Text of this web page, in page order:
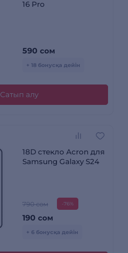
16 Pro
590 сом
+ 18 бонусқа дейін
Сатып алу
18D стекло Acron для
Samsung Galaxy S24
790 сом -76%
190 сом
+ 6 бонусқа дейін